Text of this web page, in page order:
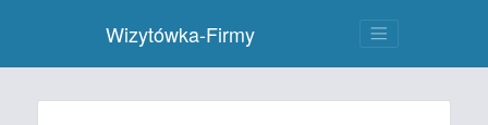
Wizytówka-Firmy